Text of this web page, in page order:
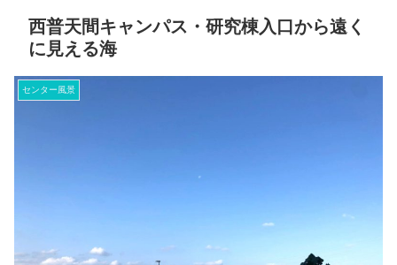
西普天間キャンパス・研究棟入口から遠く
に見える海
センター風景